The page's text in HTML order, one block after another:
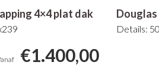
4×4 plat dak
€1.400,00
Details: